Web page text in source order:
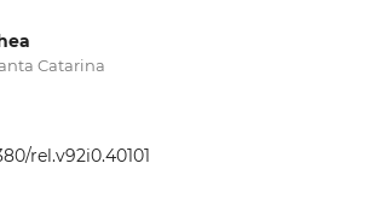
Catarina
rel.v92i0.40101